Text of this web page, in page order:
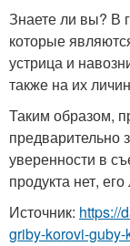
Знаете ли вы? В
которые
устрица и
также на их
Таким образом,
предварительно
уверенности в
продукта нет,
Источник: https://
griby-korovi-